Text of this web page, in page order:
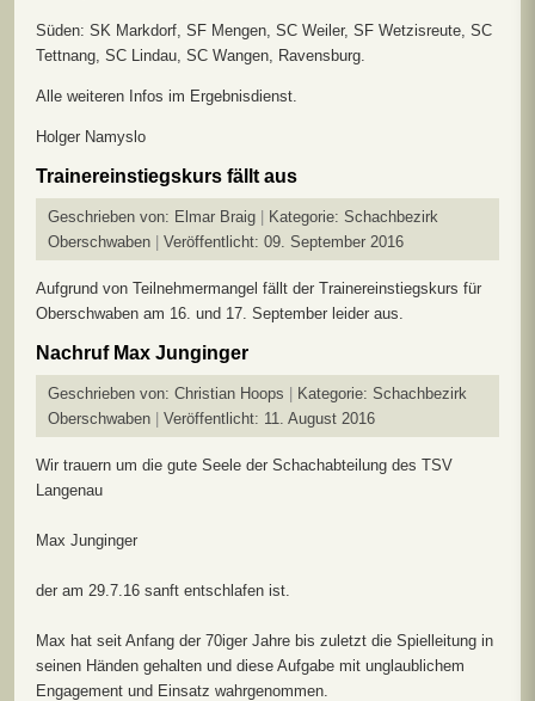
Süden: SK Markdorf, SF Mengen, SC Weiler, SF Wetzisreute, SC
Tettnang, SC Lindau, SC Wangen, Ravensburg.
Alle weiteren Infos im Ergebnisdienst.
Holger Namyslo
Trainereinstiegskurs fällt aus
Geschrieben von: Elmar Braig Kategorie: Schachbezirk
Oberschwaben
Veröffentlicht: 09. September 2016
Aufgrund von Teilnehmermangel fällt der Trainereinstiegskurs für
Oberschwaben am 16. und 17. September leider aus.
Nachruf Max Junginger
Geschrieben von: Christian Hoops Kategorie: Schachbezirk
Oberschwaben
Veröffentlicht: 11. August 2016
Wir trauern um die gute Seele der Schachabteilung des TSV
Langenau
Max Junginger
der am 29.7.16 sanft entschlafen ist.
Max hat seit Anfang der 70iger Jahre bis zuletzt die Spielleitung in
seinen Händen gehalten und diese Aufgabe mit unglaublichem
Engagement und Einsatz wahrgenommen.